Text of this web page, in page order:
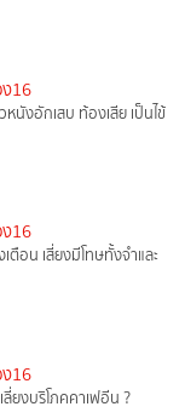
16
นังอักเสบ ท้องเสีย เป็นไข้
16
ตือน เสี่ยงมีโทษทั้งจำและ
16
ยงบริโภคคาเฟอีน ?